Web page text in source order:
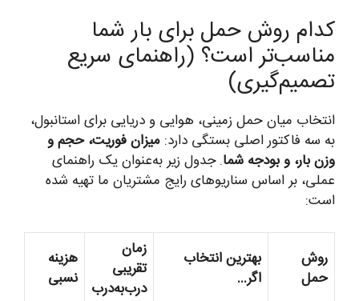
کدام روش حمل برای بار شما
مناسب‌تر است؟ (راهنمای سریع
تصمیم‌گیری)
انتخاب میان حمل زمینی، هوایی و دریایی برای استانبول،
به سه فاکتور اصلی بستگی دارد: میزان فوریت، حجم و
وزن بار، و بودجه شما. جدول زیر به‌عنوان یک راهنمای
عملی، بر اساس سناریوهای رایج مشتریان ما تهیه شده
است:
روش
حمل
بهترین انتخاب
اگر…
زمان
تقریبی
درب‌به‌درب
هزینه
نسبی